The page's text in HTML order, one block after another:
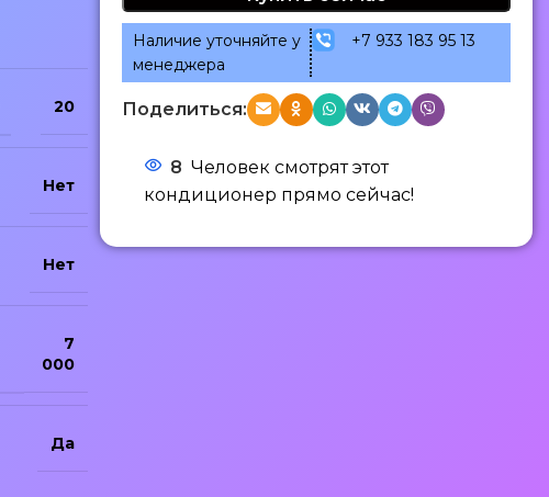
20
Нет
Нет
7
000
Да
Наличие уточняйте у
менеджера
+7 933 183 95 13
Поделиться:
8 Человек смотрят этот
кондиционер прямо сейчас!